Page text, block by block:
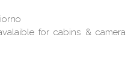
for cabins & camera